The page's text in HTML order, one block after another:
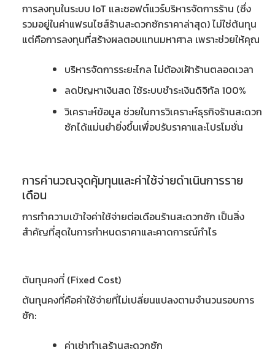
การลงทุนในระบบ IoT และซอฟต์แวร์บริหารจัดการร้าน (ซึ่ง
รวมอยู่ในค่าแฟรนไชส์ร้านสะดวกซักราคาล่าสุด) ไม่ใช่ต้นทุน
แต่คือการลงทุนที่สร้างผลตอบแทนมหาศาล เพราะช่วยให้คุณ
บริหารจัดการระยะไกล ไม่ต้องเฝ้าร้านตลอดเวลา
ลดปัญหาเงินสด ใช้ระบบชำระเงินดิจิทัล 100%
วิเคราะห์ข้อมูล ช่วยในการวิเคราะห์ธุรกิจร้านสะดวก
ซักได้แม่นยำยิ่งขึ้นเพื่อปรับราคาและโปรโมชั่น
การคำนวณจุดคุ้มทุนและค่าใช้จ่ายดำเนินการราย
เดือน
การทำความเข้าใจค่าใช้จ่ายต่อเดือนร้านสะดวกซัก เป็นสิ่ง
สำคัญที่สุดในการกำหนดราคาและคาดการณ์กำไร
ต้นทุนคงที่ (Fixed Cost)
ต้นทุนคงที่คือค่าใช้จ่ายที่ไม่เปลี่ยนแปลงตามจำนวนรอบการ
ซัก:
ค่าเช่าทำเลร้านสะดวกซัก